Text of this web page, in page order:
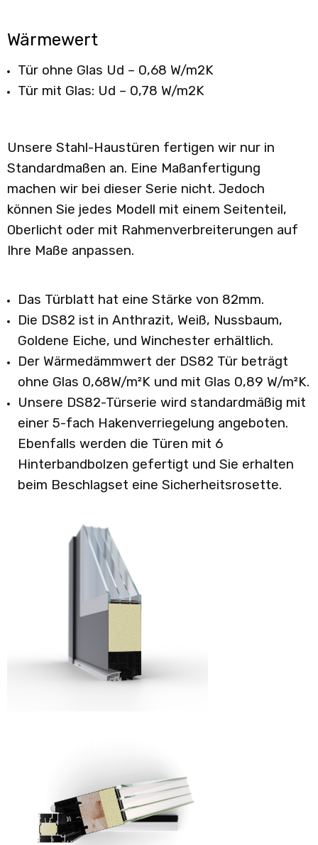
Wärmewert
Tür ohne Glas Ud – 0,68 W/m2K
Tür mit Glas: Ud – 0,78 W/m2K
Unsere Stahl-Haustüren fertigen wir nur in
Standardmaßen an. Eine Maßanfertigung
machen wir bei dieser Serie nicht. Jedoch
können Sie jedes Modell mit einem Seitenteil,
Oberlicht oder mit Rahmenverbreiterungen auf
Ihre Maße anpassen.
Das Türblatt hat eine Stärke von 82mm.
Die DS82 ist in Anthrazit, Weiß, Nussbaum,
Goldene Eiche, und Winchester erhältlich.
Der Wärmedämmwert der DS82 Tür beträgt
ohne Glas 0,68W/m²K und mit Glas 0,89 W/m²K.
Unsere DS82-Türserie wird standardmäßig mit
einer 5-fach Hakenverriegelung angeboten.
Ebenfalls werden die Türen mit 6
Hinterbandbolzen gefertigt und Sie erhalten
beim Beschlagset eine Sicherheitsrosette.